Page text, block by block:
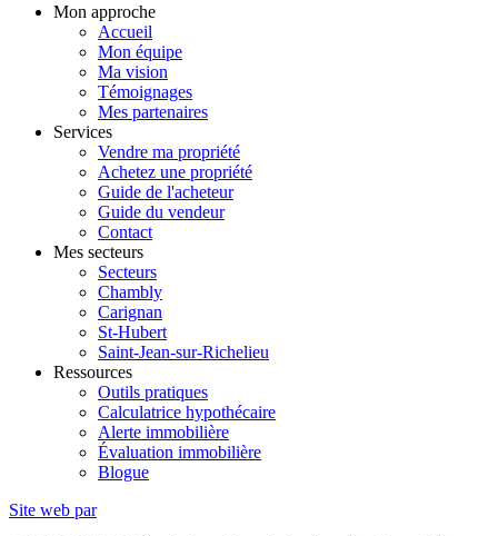
Mon approche
Accueil
Mon équipe
Ma vision
Témoignages
Mes partenaires
Services
Vendre ma propriété
Achetez une propriété
Guide de l'acheteur
Guide du vendeur
Contact
Mes secteurs
Secteurs
Chambly
Carignan
St-Hubert
Saint-Jean-sur-Richelieu
Ressources
Outils pratiques
Calculatrice hypothécaire
Alerte immobilière
Évaluation immobilière
Blogue
Site web par